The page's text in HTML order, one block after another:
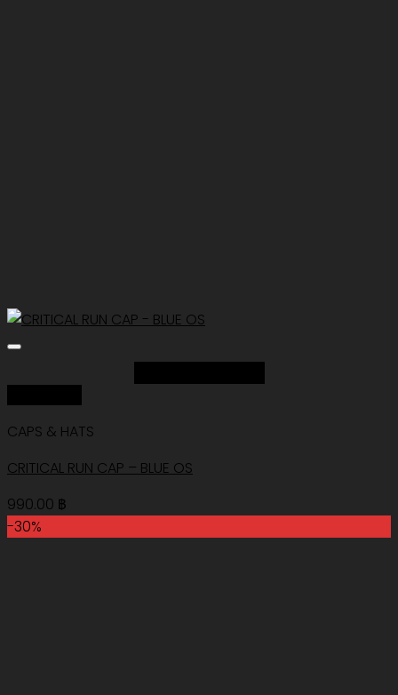
CAPS & HATS
CRITICAL RUN CAP – BLUE OS
990.00 ฿
-30%